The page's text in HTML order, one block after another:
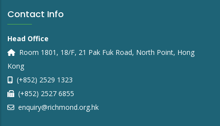
Contact Info
Head Office
Room 1801, 18/F, 21 Pak Fuk Road, North Point, Hong
Kong
(+852) 2529 1323
(+852) 2527 6855
enquiry@richmond.org.hk